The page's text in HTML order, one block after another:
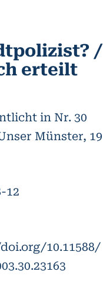
/
erteilt
in Nr. 30
Münster, 19
12
10.11588/